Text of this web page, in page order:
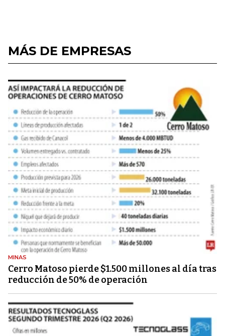
MÁS DE EMPRESAS
MINAS
Cerro Matoso pierde $1.500 millones al día tras
reducción de 50% de operación